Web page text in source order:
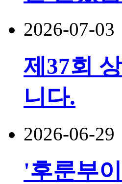
2026-07-03
제37회
니다.
2026-06-29
'후룬부